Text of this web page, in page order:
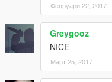
Февруари 22, 2017
Greygooz
NICE
Март 25, 2017